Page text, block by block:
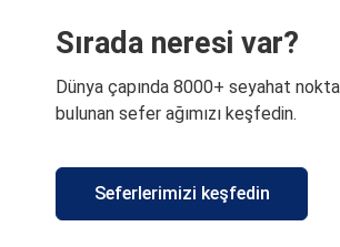
Sırada neresi var?
Dünya çapında 8000+ seyahat
bulunan sefer ağımızı keşfedin.
Seferlerimizi keşfedin